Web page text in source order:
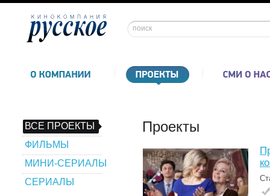
ВСЕ ПРОЕКТЫ
ФИЛЬМЫ
МИНИ-СЕРИАЛЫ
СЕРИАЛЫ
Проекты